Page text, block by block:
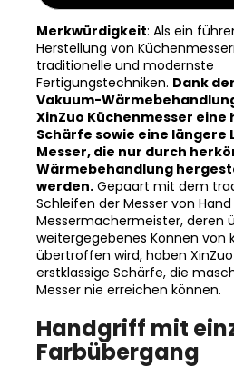
Merkwürdigkeit: Als ein
Herstellung von
traditionelle und modernste
Fertigungstechniken. Dank
Vakuum-
XinZuo Küchenmesser eine
Schärfe sowie eine längere
Messer, die nur durch
Wärmebehandlung
werden. Gepaart mit dem
Schleifen der Messer von
Messermachermeister, deren
weitergegebenes Können von
übertroffen wird, haben XinZuo
erstklassige Schärfe, die
Messer nie erreichen können.
Farbübergang
Der Griff des Messers ist